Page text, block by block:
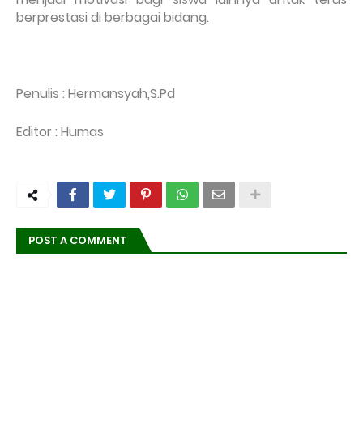
berprestasi di berbagai bidang.
Penulis : Hermansyah,S.Pd
Editor : Humas
POST A COMMENT